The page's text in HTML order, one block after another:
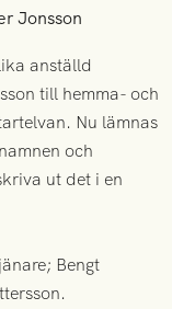
Jonsson
anställd
till hemma- och
Nu lämnas
och
ut det i en
Bengt